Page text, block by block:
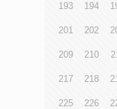
193 194
201 202
209 210
217 218
225 226